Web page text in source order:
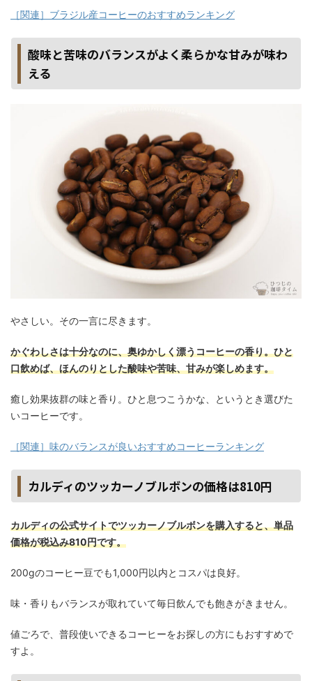
［関連］ブラジル産コーヒーのおすすめランキング
酸味と苦味のバランスがよく柔らかな甘みが味わ
える
やさしい。その一言に尽きます。
かぐわしさは十分なのに、奥ゆかしく漂うコーヒーの香り。ひと
口飲めば、ほんのりとした酸味や苦味、甘みが楽しめます。
癒し効果抜群の味と香り。ひと息つこうかな、というとき選びた
いコーヒーです。
［関連］味のバランスが良いおすすめコーヒーランキング
カルディのツッカーノブルボンの価格は810円
カルディの公式サイトでツッカーノブルボンを購入すると、単品
価格が税込み810円です。
200gのコーヒー豆でも1,000円以内とコスパは良好。
味・香りもバランスが取れていて毎日飲んでも飽きがきません。
値ごろで、普段使いできるコーヒーをお探しの方にもおすすめで
すよ。